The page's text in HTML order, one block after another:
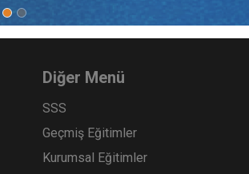
Kat Mülkiyeti ve Kentsel
Dönüşüm Hukuku - IV. Medeni
360
TL
Tüketici Hukuku Enstitüsü
Diğer Menü
SSS
Geçmiş Eğitimler
Kurumsal Eğitimler